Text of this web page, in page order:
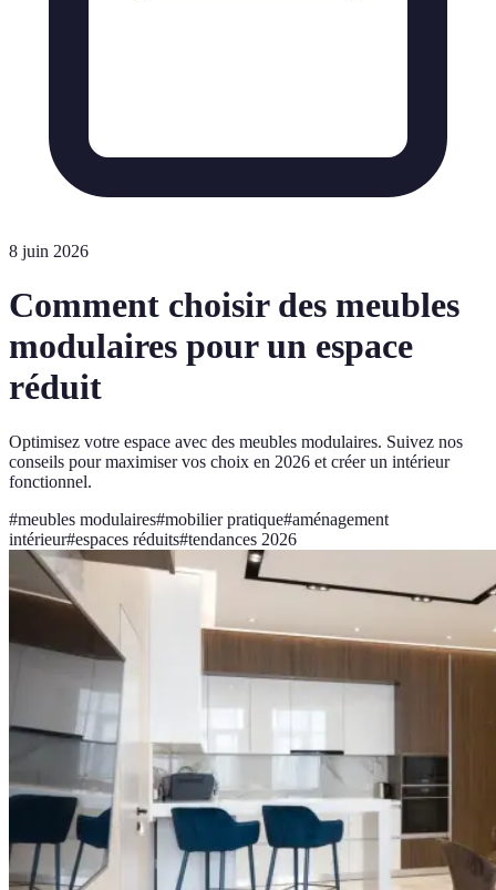
8 juin 2026
Comment choisir des meubles
modulaires pour un espace
réduit
Optimisez votre espace avec des meubles modulaires. Suivez nos
conseils pour maximiser vos choix en 2026 et créer un intérieur
fonctionnel.
#meubles modulaires#mobilier pratique#aménagement
intérieur#espaces réduits#tendances 2026